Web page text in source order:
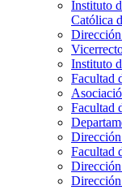
Instituto
Católica
Instituto
Facultad
Facultad
Facultad